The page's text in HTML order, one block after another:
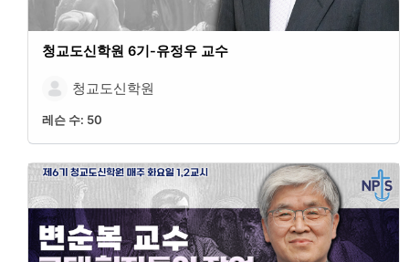
청교도신학원 6기-유정우 교수
청교도신학원
레슨 수: 50